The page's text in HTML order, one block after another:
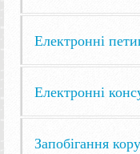
Електронні
Електронні
Запобігання